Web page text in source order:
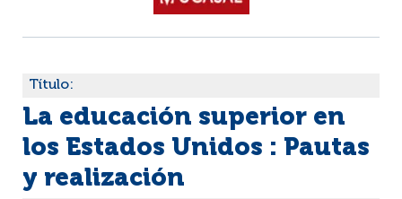
Título:
La educación superior en
los Estados Unidos : Pautas
y realización